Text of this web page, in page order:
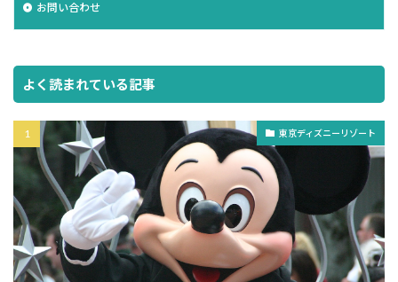
お問い合わせ
よく読まれている記事
東京ディズニーリゾート